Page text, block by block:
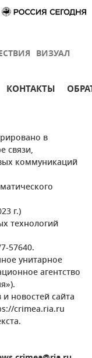
ВИЗУАЛ
КОНТАКТЫ
в
связи,
коммуникаций
г.)
технологий
57640.
унитарное
агентство
новостей сайта
crimea.ria.ru